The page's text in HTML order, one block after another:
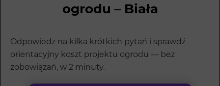
ogrodu – Biała
Odpowiedz na kilka krótkich pytań i sprawdź
orientacyjny koszt projektu ogrodu — bez
zobowiązań, w 2 minuty.